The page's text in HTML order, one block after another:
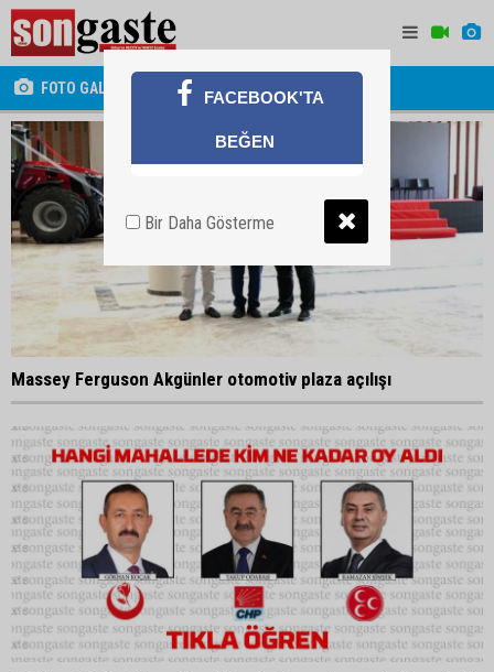
FOTO GALERİ
Massey Ferguson Akgünler otomotiv plaza açılışı
FACEBOOK'TA
BEĞEN
Bir Daha Gösterme